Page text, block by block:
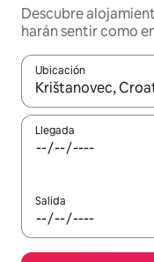
Descubre
harán sentir como
Ubicación
Cuando los
Llegada
Salida